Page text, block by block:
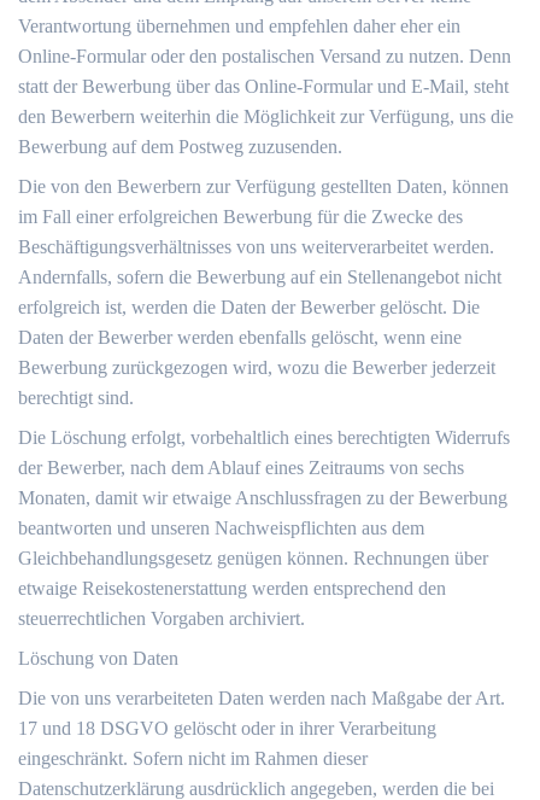
Verantwortung übernehmen und empfehlen daher eher ein
Online-Formular oder den postalischen Versand zu nutzen. Denn
statt der Bewerbung über das Online-Formular und E-Mail, steht
den Bewerbern weiterhin die Möglichkeit zur Verfügung, uns die
Bewerbung auf dem Postweg zuzusenden.
Die von den Bewerbern zur Verfügung gestellten Daten, können
im Fall einer erfolgreichen Bewerbung für die Zwecke des
Beschäftigungsverhältnisses von uns weiterverarbeitet werden.
Andernfalls, sofern die Bewerbung auf ein Stellenangebot nicht
erfolgreich ist, werden die Daten der Bewerber gelöscht. Die
Daten der Bewerber werden ebenfalls gelöscht, wenn eine
Bewerbung zurückgezogen wird, wozu die Bewerber jederzeit
berechtigt sind.
Die Löschung erfolgt, vorbehaltlich eines berechtigten Widerrufs
der Bewerber, nach dem Ablauf eines Zeitraums von sechs
Monaten, damit wir etwaige Anschlussfragen zu der Bewerbung
beantworten und unseren Nachweispflichten aus dem
Gleichbehandlungsgesetz genügen können. Rechnungen über
etwaige Reisekostenerstattung werden entsprechend den
steuerrechtlichen Vorgaben archiviert.
Löschung von Daten
Die von uns verarbeiteten Daten werden nach Maßgabe der Art.
17 und 18 DSGVO gelöscht oder in ihrer Verarbeitung
eingeschränkt. Sofern nicht im Rahmen dieser
Datenschutzerklärung ausdrücklich angegeben, werden die bei